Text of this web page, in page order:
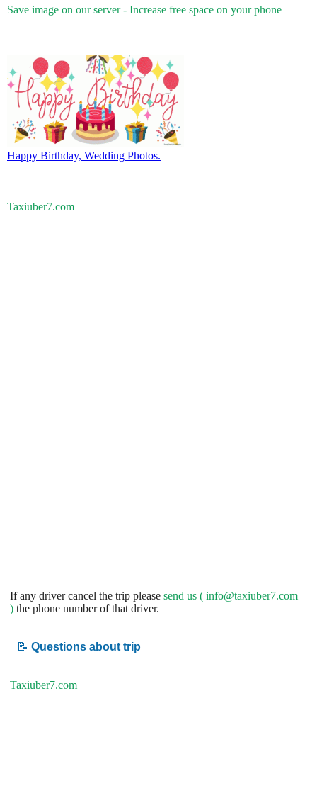
Save image on our server - Increase free space on your phone
Happy Birthday, Wedding Photos.
Taxiuber7.com
If any driver cancel the trip please send us ( info@taxiuber7.com
) the phone number of that driver.
📝 Questions about trip
Taxiuber7.com